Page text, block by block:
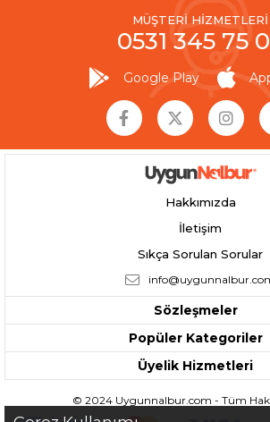
MÜŞTERİ HİZMETLERİ
0531 345 75
Google Play
Hakkımızda
İletişim
Sıkça Sorulan Sorular
Sözleşmeler
Popüler Kategoriler
Üyelik Hizmetleri
© 2024 Uygunnalbur.com - Tüm